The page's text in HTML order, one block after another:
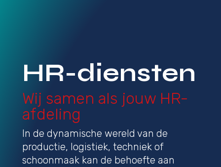
HR-diensten
Wij samen als jouw HR-
afdeling
In de dynamische wereld van de
productie, logistiek, techniek of
schoonmaak kan de behoefte aan